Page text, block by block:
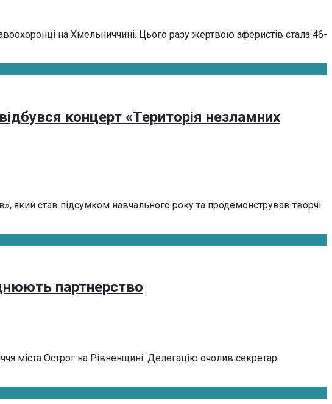
на Хмельниччині. Цього разу жертвою аферистів стала 46-
концерт «Територія незламних
який став підсумком навчального року та продемонстрував творчі
партнерство
міста Острог на Рівненщині. Делегацію очолив секретар